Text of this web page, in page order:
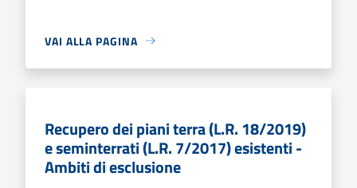
VAI ALLA PAGINA
Recupero dei piani terra (L.R. 18/2019)
e seminterrati (L.R. 7/2017) esistenti -
Ambiti di esclusione